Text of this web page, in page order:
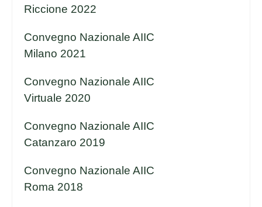
Riccione 2022
Convegno Nazionale AIIC
Milano 2021
Convegno Nazionale AIIC
Virtuale 2020
Convegno Nazionale AIIC
Catanzaro 2019
Convegno Nazionale AIIC
Roma 2018